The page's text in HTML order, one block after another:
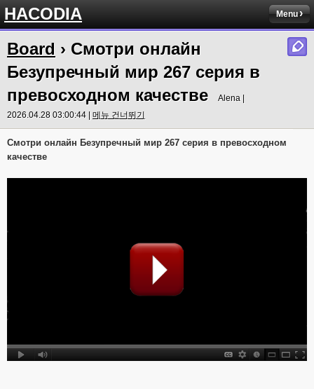
HACODIA Menu
Board › Смотри онлайн
Безупречный мир 267 серия в
превосходном качестве
Alena |
2026.04.28 03:00:44 | 메뉴 건너뛰기
Смотри онлайн Безупречный мир 267 серия в превосходном
качестве